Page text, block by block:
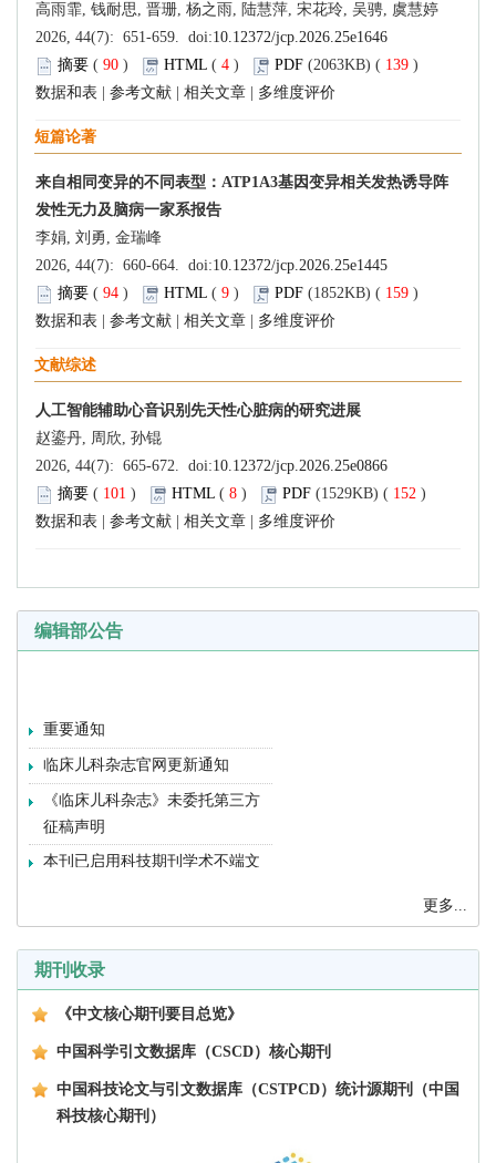
高雨霏, 钱耐思, 晋珊, 杨之雨, 陆慧萍, 宋花玲, 吴骋, 虞慧婷
2026, 44(7): 651-659. doi:10.12372/jcp.2026.25e1646
摘要 ( 90 ) HTML ( 4 ) PDF (2063KB) ( 139 )
数据和表
参考文献 相关文章 多维度评价
短篇论著
来自相同变异的不同表型：ATP1A3基因变异相关发热诱导阵
发性无力及脑病一家系报告
李娟, 刘勇, 金瑞峰
2026, 44(7): 660-664. doi:10.12372/jcp.2026.25e1445
摘要 ( 94 ) HTML ( 9 ) PDF (1852KB) ( 159 )
数据和表
参考文献 相关文章 多维度评价
文献综述
人工智能辅助心音识别先天性心脏病的研究进展
赵鎏丹, 周欣, 孙锟
2026, 44(7): 665-672. doi:10.12372/jcp.2026.25e0866
摘要 ( 101 ) HTML ( 8 ) PDF (1529KB) ( 152 )
数据和表
参考文献 相关文章 多维度评价
编辑部公告
重要通知
临床儿科杂志官网更新通知
《临床儿科杂志》未委托第三方
征稿声明
本刊已启用科技期刊学术不端文
中文核心期刊(北京大学图书馆)
中国科技核心期刊(中信所)
中国科技论文统计源期刊
更多...
期刊收录
《中文核心期刊要目总览》
中国科学引文数据库（CSCD）核心期刊
中国科技论文与引文数据库（CSTPCD）统计源期刊（中国
科技核心期刊）